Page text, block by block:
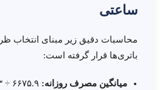
ساعتی
باتری‌ها قرار گرفته است:
میانگین مصرف روزانه: